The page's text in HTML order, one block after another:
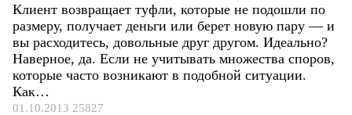
Клиент возвращает туфли, которые не подошли по
размеру, получает деньги или берет новую пару — и
вы расходитесь, довольные друг другом. Идеально?
Наверное, да. Если не учитывать множества споров,
которые часто возникают в подобной ситуации.
Как…
01.10.2013 25827